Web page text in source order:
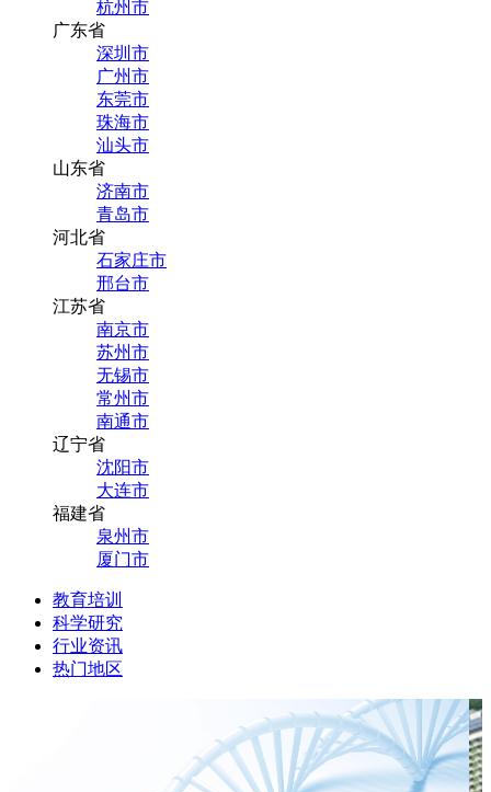
杭州市
广东省
深圳市
广州市
东莞市
珠海市
汕头市
山东省
济南市
青岛市
河北省
石家庄市
邢台市
江苏省
南京市
苏州市
无锡市
常州市
南通市
辽宁省
沈阳市
大连市
福建省
泉州市
厦门市
教育培训
科学研究
行业资讯
热门地区